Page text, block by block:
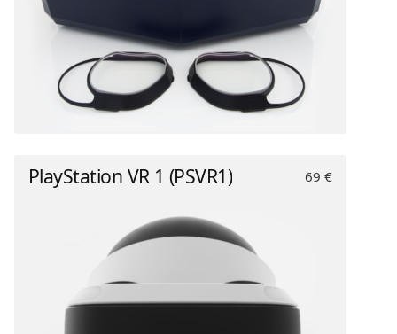
PlayStation VR 1 (PSVR1) 69 €